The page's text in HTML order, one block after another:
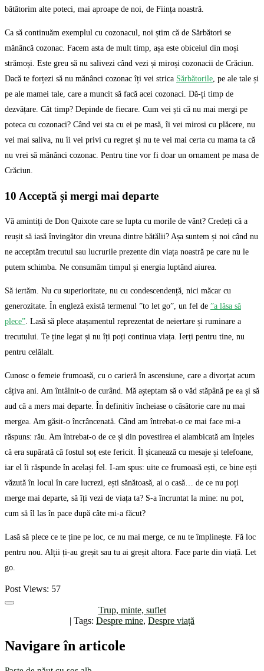
bătătorim alte poteci, mai aproape de noi, de Ființa noastră.
Ca să continuăm exemplul cu cozonacul, noi știm că de Sărbători se
mănâncă cozonac. Facem asta de mult timp, așa este obiceiul din moși
strămoși. Este greu să nu salivezi când vezi și miroși cozonacii de Crăciun.
Dacă te forțezi să nu mănânci cozonac îți vei strica Sărbătorile, pe ale tale și
pe ale mamei tale, care a muncit să facă acei cozonaci. Dă-ți timp de
dezvățare. Cât timp? Depinde de fiecare. Cum vei ști că nu mai mergi pe
poteca cu cozonaci? Când vei sta cu ei pe masă, îi vei mirosi cu plăcere, nu
vei mai saliva, nu îi vei privi cu regret și nu te vei mai certa cu mama ta că
nu vrei să mănânci cozonac. Pentru tine vor fi doar un ornament pe masa de
Crăciun.
10 Acceptă și mergi mai departe
Vă amintiți de Don Quixote care se lupta cu morile de vânt? Credeți că a
reușit să iasă învingător din vreuna dintre bătălii? Așa suntem și noi când nu
ne acceptăm trecutul sau lucrurile prezente din viața noastră pe care nu le
putem schimba. Ne consumăm timpul și energia luptând aiurea.
Să iertăm. Nu cu superioritate, nu cu condescendență, nici măcar cu
generozitate. În engleză există termenul ”to let go”, un fel de ”a lăsa să
plece” . Lasă să plece atașamentul reprezentat de neiertare și ruminare a
trecutului. Te ține legat și nu îți poți continua viața. Ierți pentru tine, nu
pentru celălalt.
Cunosc o femeie frumoasă, cu o carieră în ascensiune, care a divorțat acum
câțiva ani. Am întâlnit-o de curând. Mă așteptam să o văd stăpână pe ea și să
aud că a mers mai departe. În definitiv încheiase o căsătorie care nu mai
mergea. Am găsit-o încrâncenată. Când am întrebat-o ce mai face mi-a
răspuns: rău. Am întrebat-o de ce și din povestirea ei alambicată am înțeles
că era supărată că fostul soț este fericit. Îl șicanează cu mesaje și telefoane,
iar el îi răspunde în același fel. I-am spus: uite ce frumoasă ești, ce bine ești
văzută în locul în care lucrezi, ești sănătoasă, ai o casă… de ce nu poți
merge mai departe, să îți vezi de viața ta? S-a încruntat la mine: nu pot,
cum să îl las în pace după câte mi-a făcut?
Lasă să plece ce te ține pe loc, ce nu mai merge, ce nu te împlinește. Fă loc
pentru nou. Alții ți-au greșit sau tu ai greșit altora. Face parte din viață. Let
go.
Post Views: 57
Trup, minte, suflet
| Tags: Despre mine, Despre viață
Navigare în articole